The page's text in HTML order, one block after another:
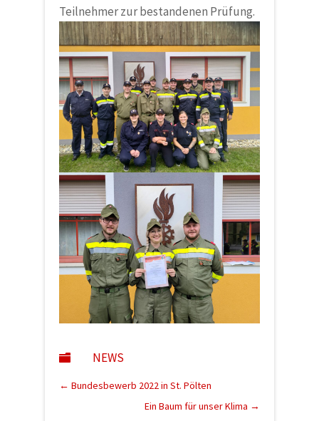
Teilnehmer zur bestandenen Prüfung.
 NEWS
← Bundesbewerb 2022 in St. Pölten
Ein Baum für unser Klima →